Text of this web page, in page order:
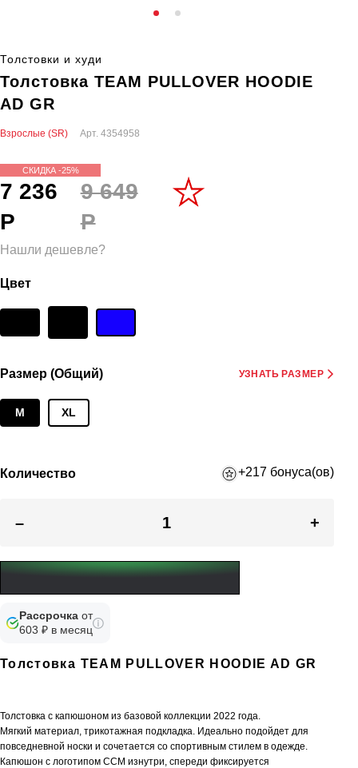
Толстовки и худи
Толстовка TEAM PULLOVER HOODIE
AD GR
Взрослые (SR) Арт. 4354958
СКИДКА -25%
7 236
Р
9 649
Р
Нашли дешевле?
Цвет
Размер (Общий) УЗНАТЬ РАЗМЕР
M XL
Количество +217 бонуса(ов)
– +
Рассрочка от
603 ₽ в месяц
Толстовка TEAM PULLOVER HOODIE AD GR
Толстовка с капюшоном из базовой коллекции 2022 года.
Мягкий материал, трикотажная подкладка. Идеально подойдет для
повседневной носки и сочетается со спортивным стилем в одежде.
Капюшон с логотипом ССМ изнутри, спереди фиксируется